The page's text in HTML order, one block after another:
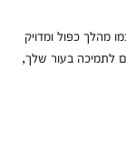
מהלך כפול ומדויק
לתמיכה בעור שלך,